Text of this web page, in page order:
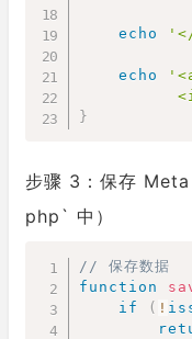
echo
echo
}
步骤 3：保存
php` 中）
// 保存数据
function
if
( !